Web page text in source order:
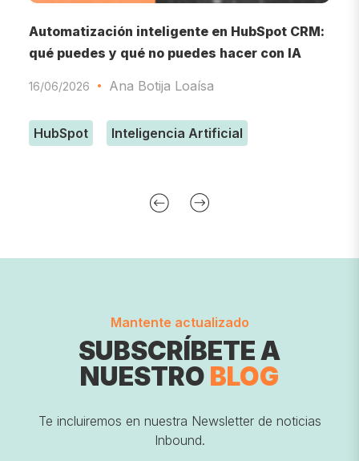
Automatización inteligente en HubSpot CRM:
qué puedes y qué no puedes hacer con IA
16/06/2026 Ana Botija Loaísa
HubSpot Inteligencia Artificial
Mantente actualizado
SUBSCRÍBETE A
NUESTRO BLOG
Te incluiremos en nuestra Newsletter de noticias
Inbound.